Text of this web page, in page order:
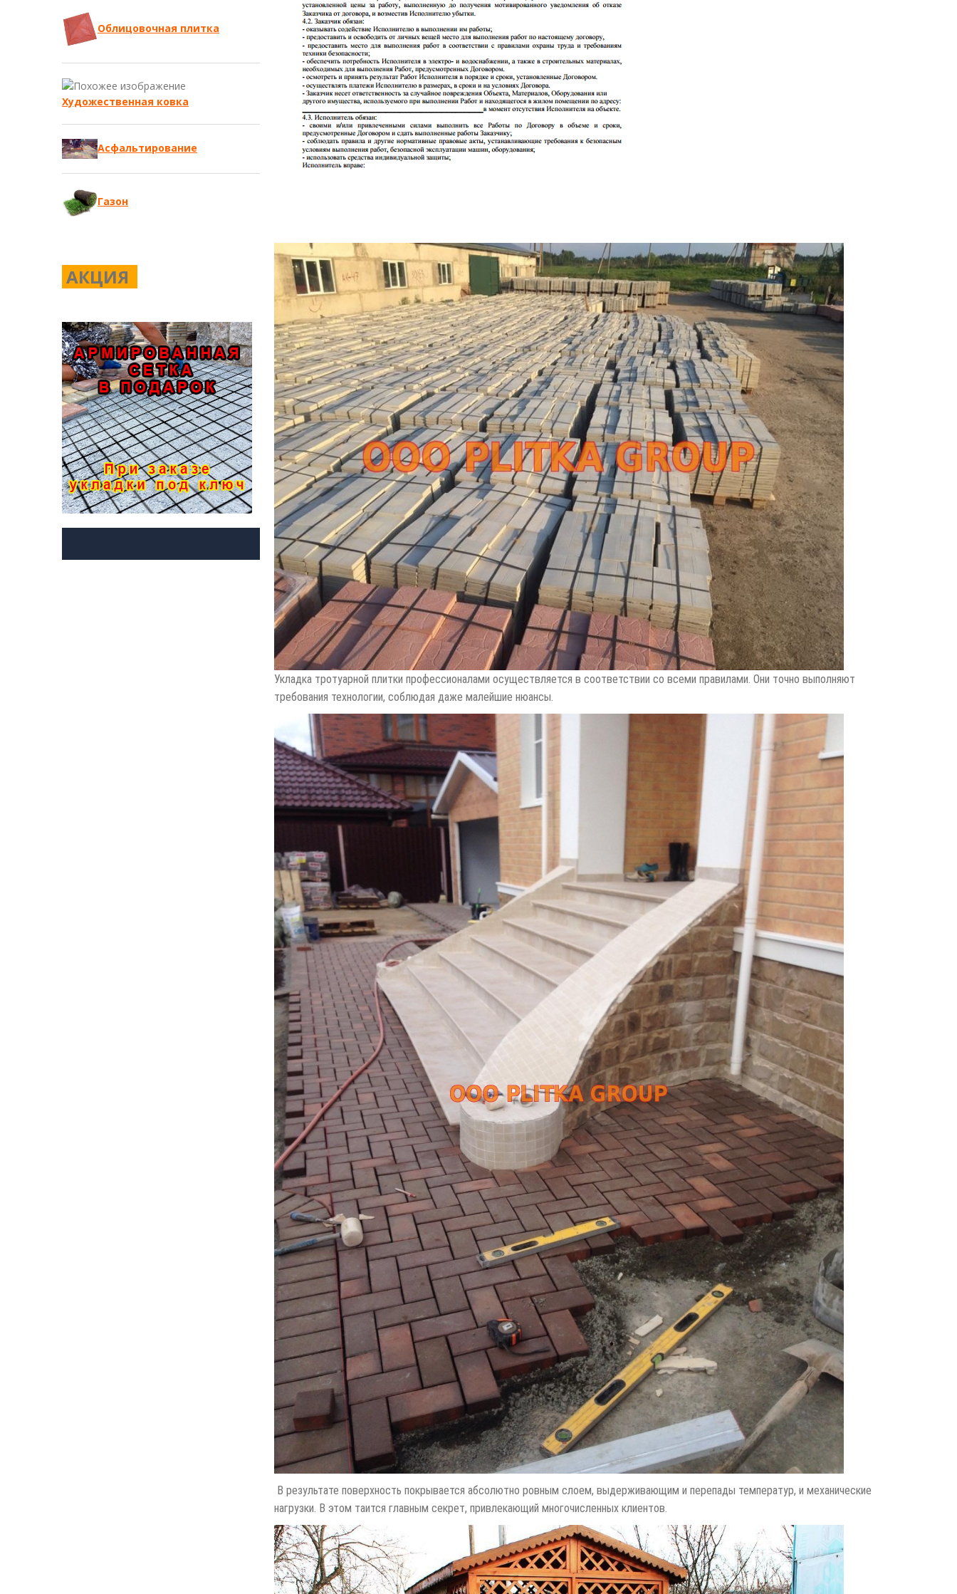
Облицовочная плитка
Художественная ковка
Асфальтирование
Газон
АКЦИЯ
Укладка тротуарной плитки профессионалами осуществляется в соответствии со всеми правилами. Они точно выполняют
требования технологии, соблюдая даже малейшие нюансы.
В результате поверхность покрывается абсолютно ровным слоем, выдерживающим и перепады температур, и механические
нагрузки. В этом таится главным секрет, привлекающий многочисленных клиентов.